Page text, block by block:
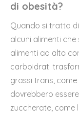
di obesità?
Quando si tratta
alcuni alimenti che
alimenti ad alto
carboidrati
grassi trans, come
dovrebbero
zuccherate, come